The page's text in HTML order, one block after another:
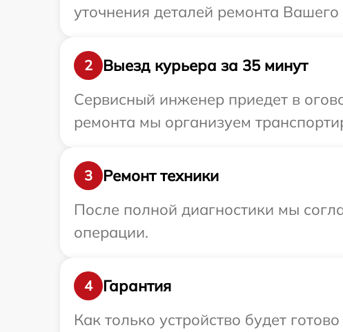
уточнения деталей ремонта Вашего
2
Выезд курьера за 35 минут
Сервисный инженер приедет в
ремонта мы организуем
3
Ремонт техники
После полной диагностики мы
операции.
4
Гарантия
Как только устройство будет